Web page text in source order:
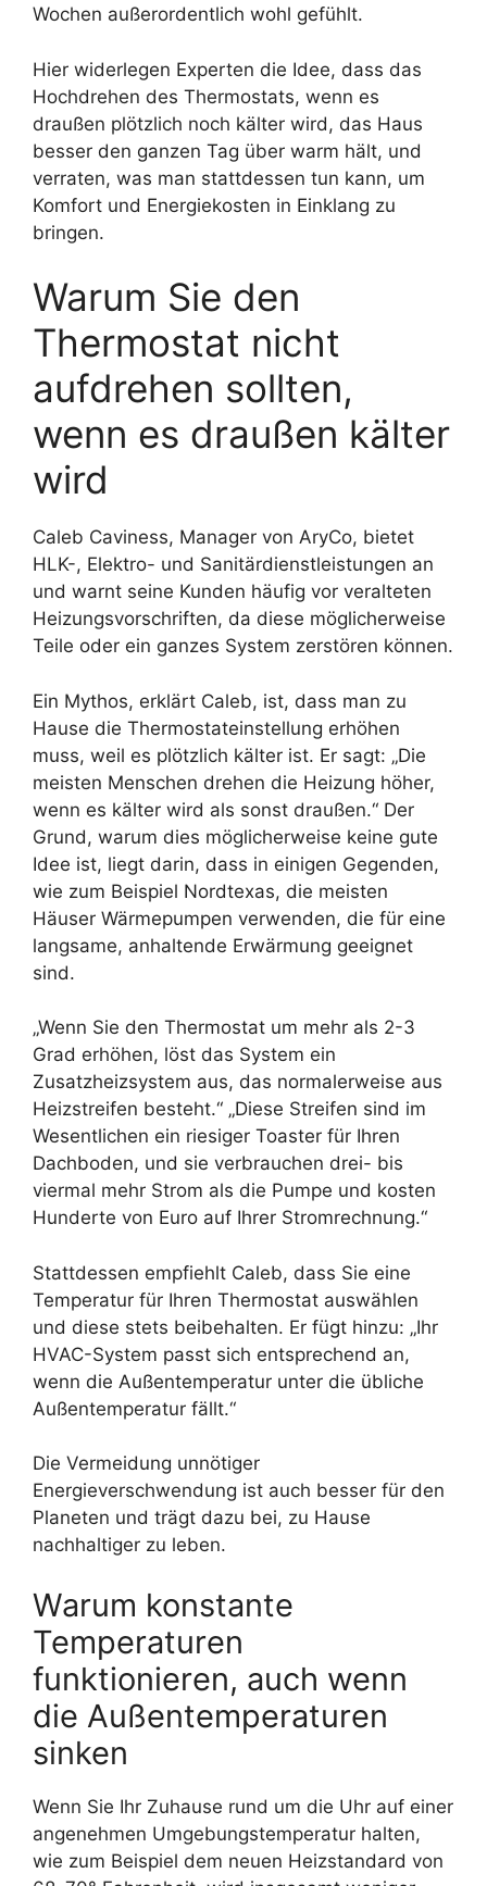
Wochen außerordentlich wohl gefühlt.
Hier widerlegen Experten die Idee, dass das
Hochdrehen des Thermostats, wenn es
draußen plötzlich noch kälter wird, das Haus
besser den ganzen Tag über warm hält, und
verraten, was man stattdessen tun kann, um
Komfort und Energiekosten in Einklang zu
bringen.
Warum Sie den
Thermostat nicht
aufdrehen sollten,
wenn es draußen kälter
wird
Caleb Caviness, Manager von AryCo, bietet
HLK-, Elektro- und Sanitärdienstleistungen an
und warnt seine Kunden häufig vor veralteten
Heizungsvorschriften, da diese möglicherweise
Teile oder ein ganzes System zerstören können.
Ein Mythos, erklärt Caleb, ist, dass man zu
Hause die Thermostateinstellung erhöhen
muss, weil es plötzlich kälter ist. Er sagt: „Die
meisten Menschen drehen die Heizung höher,
wenn es kälter wird als sonst draußen.“ Der
Grund, warum dies möglicherweise keine gute
Idee ist, liegt darin, dass in einigen Gegenden,
wie zum Beispiel Nordtexas, die meisten
Häuser Wärmepumpen verwenden, die für eine
langsame, anhaltende Erwärmung geeignet
sind.
„Wenn Sie den Thermostat um mehr als 2-3
Grad erhöhen, löst das System ein
Zusatzheizsystem aus, das normalerweise aus
Heizstreifen besteht.“ „Diese Streifen sind im
Wesentlichen ein riesiger Toaster für Ihren
Dachboden, und sie verbrauchen drei- bis
viermal mehr Strom als die Pumpe und kosten
Hunderte von Euro auf Ihrer Stromrechnung.“
Stattdessen empfiehlt Caleb, dass Sie eine
Temperatur für Ihren Thermostat auswählen
und diese stets beibehalten. Er fügt hinzu: „Ihr
HVAC-System passt sich entsprechend an,
wenn die Außentemperatur unter die übliche
Außentemperatur fällt.“
Die Vermeidung unnötiger
Energieverschwendung ist auch besser für den
Planeten und trägt dazu bei, zu Hause
nachhaltiger zu leben.
Warum konstante
Temperaturen
funktionieren, auch wenn
die Außentemperaturen
sinken
Wenn Sie Ihr Zuhause rund um die Uhr auf einer
angenehmen Umgebungstemperatur halten,
wie zum Beispiel dem neuen Heizstandard von